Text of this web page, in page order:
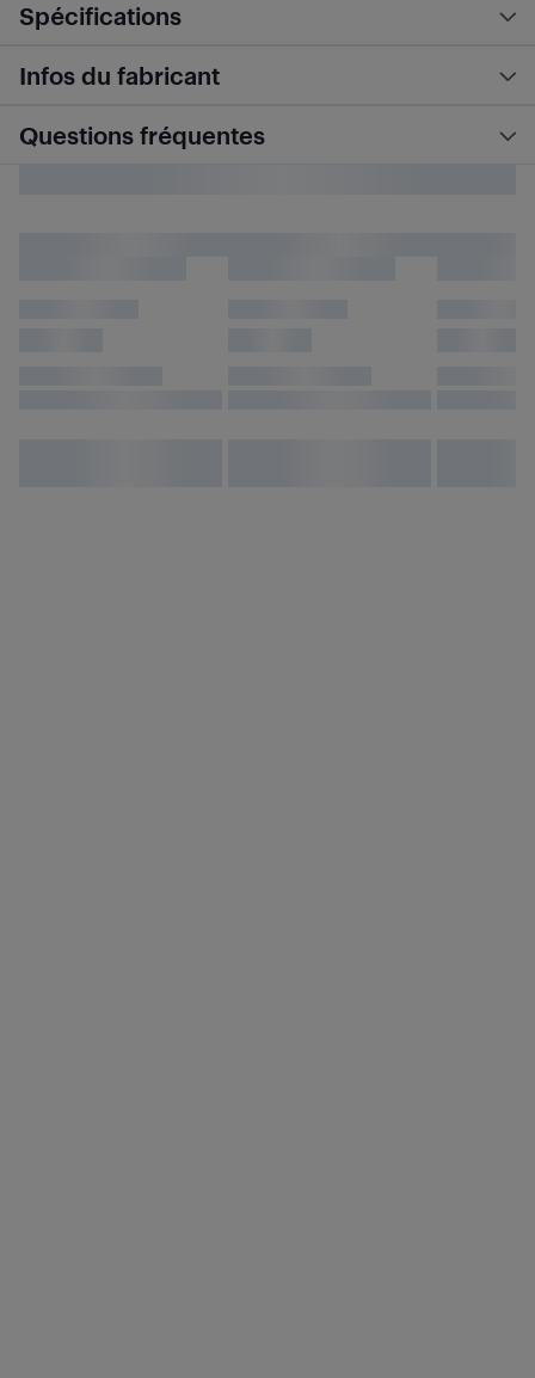
Spécifications
Infos du fabricant
Questions fréquentes